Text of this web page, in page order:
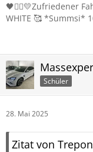
🖤❤️‍🔥💛Zufriedener
WHITE 🥰 *Summsi*
Schüler
28. Mai 2025
Zitat von